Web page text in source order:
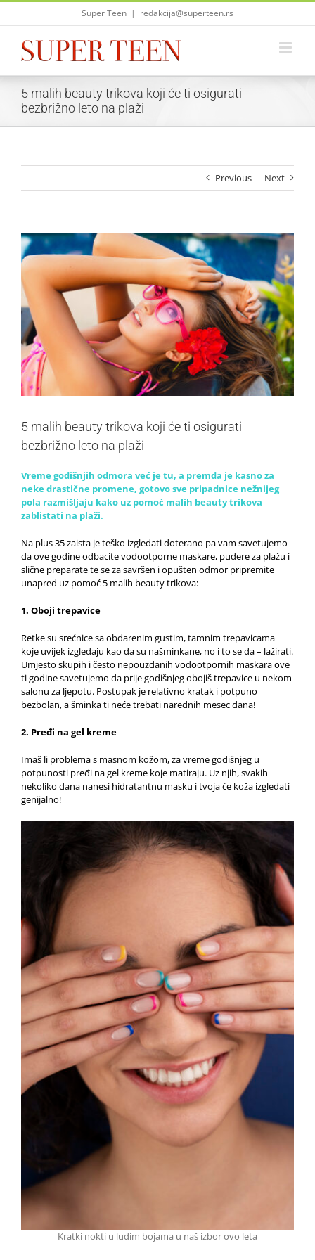
Skip
Super Teen | redakcija@superteen.rs
5 malih beauty trikova koji će ti osigurati
bezbrižno leto na plaži
Previous Next
View
Larger
Image
5 malih beauty trikova koji će ti osigurati
bezbrižno leto na plaži
Vreme godišnjih odmora već je tu, a premda je kasno za
neke drastične promene, gotovo sve pripadnice nežnijeg
pola razmišljaju kako uz pomoć malih beauty trikova
zablistati na plaži.
Na plus 35 zaista je teško izgledati doterano pa vam savetujemo
da ove godine odbacite vodootporne maskare, pudere za plažu i
slične preparate te se za savršen i opušten odmor pripremite
unapred uz pomoć 5 malih beauty trikova:
1. Oboji trepavice
Retke su srećnice sa obdarenim gustim, tamnim trepavicama
koje uvijek izgledaju kao da su našminkane, no i to se da – lažirati.
Umjesto skupih i često nepouzdanih vodootpornih maskara ove
ti godine savetujemo da prije godišnjeg obojiš trepavice u nekom
salonu za ljepotu. Postupak je relativno kratak i potpuno
bezbolan, a šminka ti neće trebati narednih mesec dana!
2. Pređi na gel kreme
Imaš li problema s masnom kožom, za vreme godišnjeg u
potpunosti pređi na gel kreme koje matiraju. Uz njih, svakih
nekoliko dana nanesi hidratantnu masku i tvoja će koža izgledati
genijalno!
Kratki nokti u ludim bojama u naš izbor ovo leta